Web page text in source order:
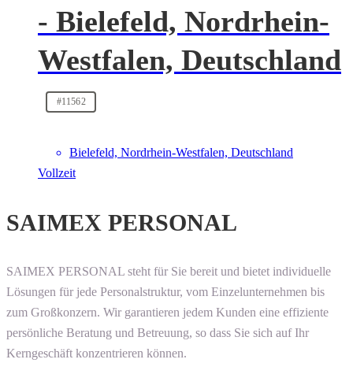
- Bielefeld, Nordrhein-
Westfalen, Deutschland
#11562
Bielefeld, Nordrhein-Westfalen, Deutschland
Vollzeit
SAIMEX PERSONAL
SAIMEX PERSONAL steht für Sie bereit und bietet individuelle
Lösungen für jede Personalstruktur, vom Einzelunternehmen bis
zum Großkonzern. Wir garantieren jedem Kunden eine effiziente
persönliche Beratung und Betreuung, so dass Sie sich auf Ihr
Kerngeschäft konzentrieren können.